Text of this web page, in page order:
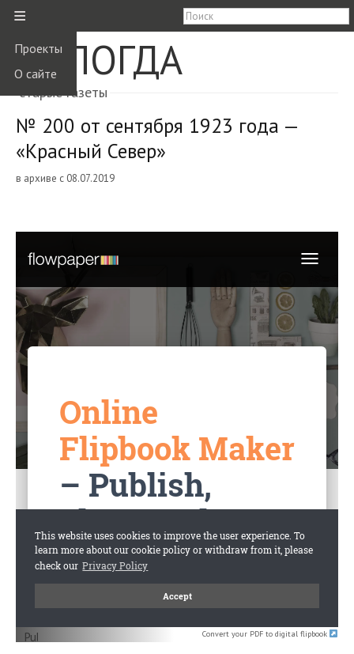
≡
Проекты
О сайте
ВОЛОГДА
старые газеты
№ 200 от сентября 1923 года —
«Красный Север»
в архиве с 08.07.2019
Convert your PDF to digital flipbook